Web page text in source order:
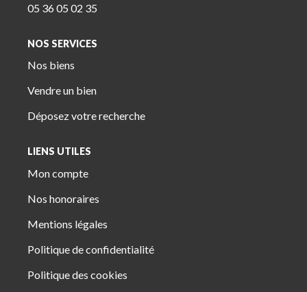
05 36 05 02 35
NOS SERVICES
Nos biens
Vendre un bien
Déposez votre recherche
LIENS UTILES
Mon compte
Nos honoraires
Mentions légales
Politique de confidentialité
Politique des cookies